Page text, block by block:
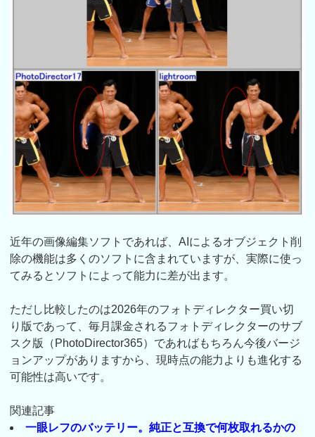
近年の画像編集ソフトであれば、AIによるオブジェクト削
除の機能は多くのソフトに含まれていますが、実際に使っ
てみるとソフトによって能力に差が出ます。
ただし比較したのは2026年のフォトディレクター買い切
り版であって、毎月課金されるフォトディレクターのサブ
スク版（PhotoDirector365）であればもちろん今後バージ
ョンアップがありますから、現時点の能力よりも進化する
可能性は高いです。
関連記事
一眼レフのバッテリー。純正と互換で何枚取れるかの